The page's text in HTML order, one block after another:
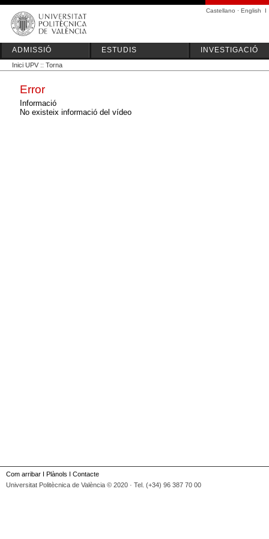
Castellano · English I
ADMISSIÓ ESTUDIS INVESTIGACIÓ
Inici UPV :: Torna
Error
Informació
No existeix informació del vídeo
Com arribar I Plànols I Contacte
Universitat Politècnica de València © 2020 · Tel. (+34) 96 387 70 00